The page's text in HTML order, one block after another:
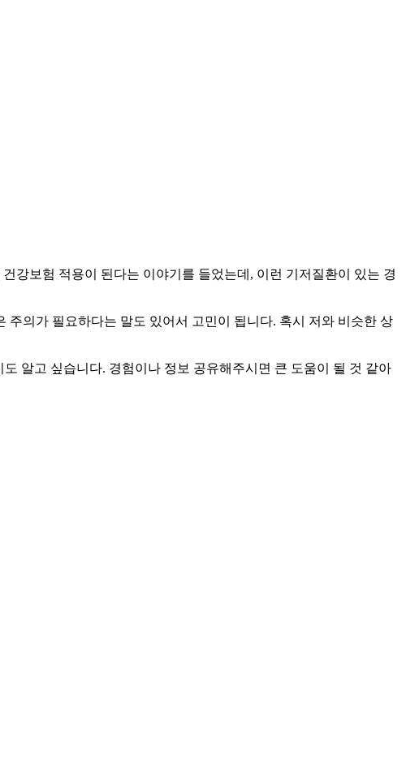
건강보험 적용이 된다는 이야기를 들었는데, 이런 기저질환이 있는 경
의가 필요하다는 말도 있어서 고민이 됩니다. 혹시 저와 비슷한 상
알고 싶습니다. 경험이나 정보 공유해주시면 큰 도움이 될 것 같아